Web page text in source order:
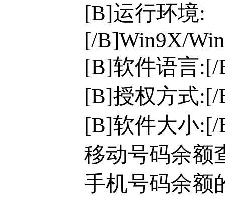
[B]运行环境:
[/B]Win9X/
[B]软件语言
[B]授权方式
[B]软件大小:[/
移动号码余额
手机号码余额